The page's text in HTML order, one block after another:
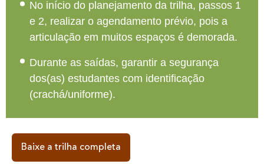
No início do planejamento da trilha, passos 1
e 2, realizar o agendamento prévio, pois a
articulação em muitos espaços é demorada.
Durante as saídas, garantir a segurança
dos(as) estudantes com identificação
(crachá/uniforme).
Baixe a trilha completa